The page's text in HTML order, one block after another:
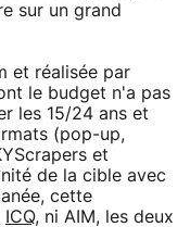
sur un grand
et réalisée par
le budget n'a pas
les 15/24 ans et
(pop-up,
et
de la cible avec
cette
ICQ, ni AIM, les deux